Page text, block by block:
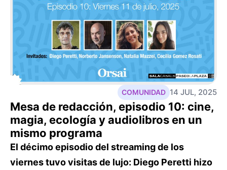
14 JUL, 2025
COMUNIDAD
Mesa de redacción, episodio 10: cine,
magia, ecología y audiolibros en un
mismo programa
El décimo episodio del streaming de los
viernes tuvo visitas de lujo: Diego Peretti hizo